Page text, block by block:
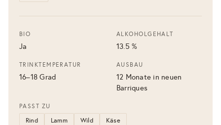
BIO
Ja
ALKOHOLGEHALT
13.5 %
TRINKTEMPERATUR
16–18 Grad
AUSBAU
12 Monate in neuen
Barriques
PASST ZU
Rind Lamm Wild Käse